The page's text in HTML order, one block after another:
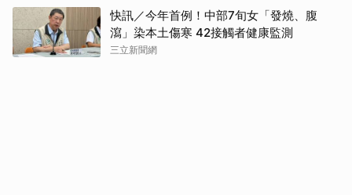
快訊／今年首例！中部7旬女「發燒、腹
瀉」染本土傷寒 42接觸者健康監測
三立新聞網